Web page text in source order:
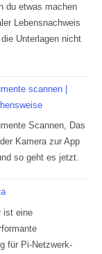
du etwas machen
Lebensnachweis
Unterlagen nicht
scannen |
Scannen, Das
Kamera zur App
so geht es jetzt.
ist eine
für Pi-Netzwerk-